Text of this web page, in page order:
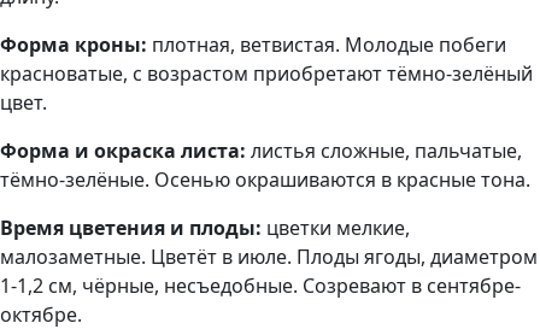
Форма кроны: плотная, ветвистая. Молодые побеги
красноватые, с возрастом приобретают тёмно-зелёный
цвет.
Форма и окраска листа: листья сложные, пальчатые,
тёмно-зелёные. Осенью окрашиваются в красные тона.
Время цветения и плоды: цветки мелкие,
малозаметные. Цветёт в июле. Плоды ягоды, диаметром
1-1,2 см, чёрные, несъедобные. Созревают в сентябре-
октябре.